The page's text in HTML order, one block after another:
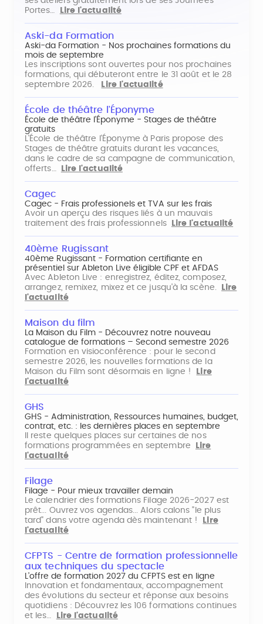
Portes…
Lire l'actualité
Aski-da Formation
Aski-da Formation - Nos prochaines formations du
mois de septembre
Les inscriptions sont ouvertes pour nos prochaines
formations, qui débuteront entre le 31 août et le 28
septembre 2026.
Lire l'actualité
École de théâtre l'Éponyme
École de théâtre l'Éponyme - Stages de théâtre
gratuits
L'École de théâtre l'Éponyme à Paris propose des
Stages de théâtre gratuits durant les vacances,
dans le cadre de sa campagne de communication,
offerts…
Lire l'actualité
Cagec
Cagec - Frais professionels et TVA sur les frais
Avoir un aperçu des risques liés à un mauvais
traitement des frais professionnels
Lire l'actualité
40ème Rugissant
40ème Rugissant - Formation certifiante en
présentiel sur Ableton Live éligible CPF et AFDAS
Avec Ableton Live : enregistrez, éditez, composez,
arrangez, remixez, mixez et ce jusqu'à la scène.
Lire
l'actualité
Maison du film
La Maison du Film - Découvrez notre nouveau
catalogue de formations – Second semestre 2026
Formation en visioconférence : pour le second
semestre 2026, les nouvelles formations de la
Maison du Film sont désormais en ligne !
Lire
l'actualité
GHS
GHS - Administration, Ressources humaines, budget,
contrat, etc. : les dernières places en septembre
Il reste quelques places sur certaines de nos
formations programmées en septembre
Lire
l'actualité
Filage
Filage - Pour mieux travailler demain
Le calendrier des formations Filage 2026-2027 est
prêt... Ouvrez vos agendas... Alors calons "le plus
tard" dans votre agenda dès maintenant !
Lire
l'actualité
CFPTS - Centre de formation professionnelle
aux techniques du spectacle
L’offre de formation 2027 du CFPTS est en ligne
Innovation et fondamentaux, accompagnement
des évolutions du secteur et réponse aux besoins
quotidiens : Découvrez les 106 formations continues
et les…
Lire l'actualité